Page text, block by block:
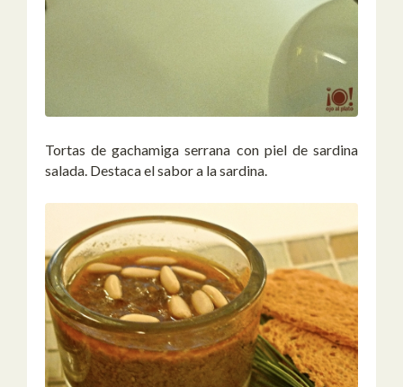
Tortas de gachamiga serrana con piel de sardina
salada. Destaca el sabor a la sardina.